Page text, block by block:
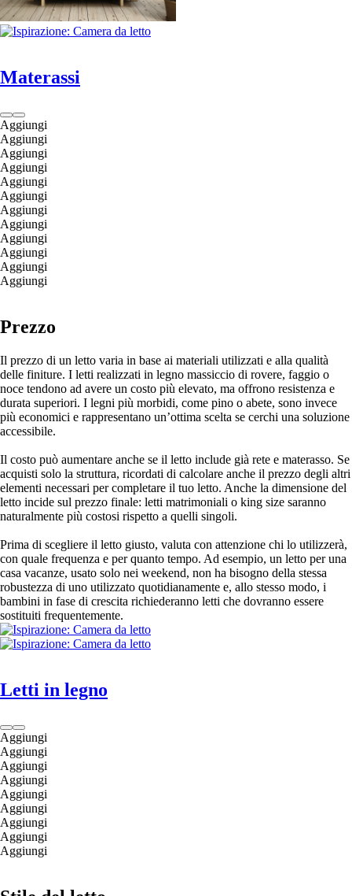
Materassi
Aggiungi
Aggiungi
Aggiungi
Aggiungi
Aggiungi
Aggiungi
Aggiungi
Aggiungi
Aggiungi
Aggiungi
Aggiungi
Aggiungi
Prezzo
Il prezzo di un letto varia in base ai materiali utilizzati e alla qualità
delle finiture. I letti realizzati in legno massiccio di rovere, faggio o
noce tendono ad avere un costo più elevato, ma offrono resistenza e
durata superiori. I legni più morbidi, come pino o abete, sono invece
più economici e rappresentano un’ottima scelta se cerchi una soluzione
accessibile.
Il costo può aumentare anche se il letto include già rete e materasso. Se
acquisti solo la struttura, ricordati di calcolare anche il prezzo degli altri
elementi necessari per completare il tuo letto. Anche la dimensione del
letto incide sul prezzo finale: letti matrimoniali o king size saranno
naturalmente più costosi rispetto a quelli singoli.
Prima di scegliere il letto giusto, valuta con attenzione chi lo utilizzerà,
con quale frequenza e per quanto tempo. Ad esempio, un letto per una
casa vacanze, usato solo nei weekend, non ha bisogno della stessa
robustezza di uno utilizzato quotidianamente e, allo stesso modo, i
bambini in fase di crescita richiederanno letti che dovranno essere
sostituiti frequentemente.
Letti in legno
Aggiungi
Aggiungi
Aggiungi
Aggiungi
Aggiungi
Aggiungi
Aggiungi
Aggiungi
Aggiungi